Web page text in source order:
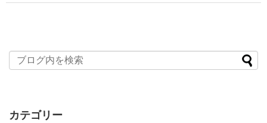
カテゴリー